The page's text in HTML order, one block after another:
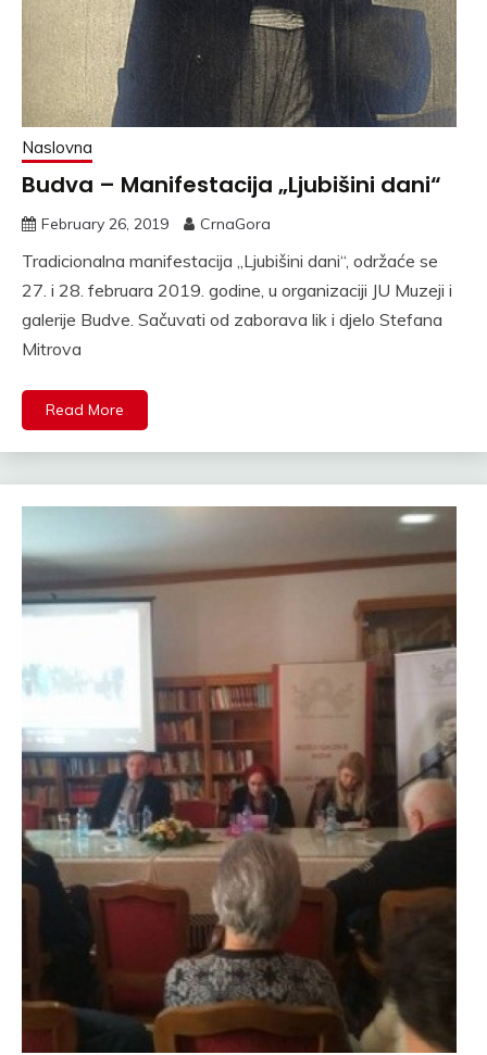
Naslovna
Budva – Manifestacija „Ljubišini dani“
February 26, 2019 CrnaGora
Tradicionalna manifestacija „Ljubišini dani“, održaće se
27. i 28. februara 2019. godine, u organizaciji JU Muzeji i
galerije Budve. Sačuvati od zaborava lik i djelo Stefana
Mitrova
Read More